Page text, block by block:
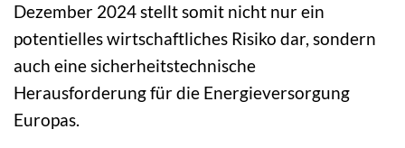
Dezember 2024 stellt somit nicht nur ein
potentielles wirtschaftliches Risiko dar, sondern
auch eine sicherheitstechnische
Herausforderung für die Energieversorgung
Europas.